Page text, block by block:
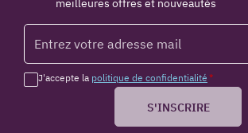
meilleures offres et nouveautés
J'accepte la politique de confidentialité *
S'INSCRIRE